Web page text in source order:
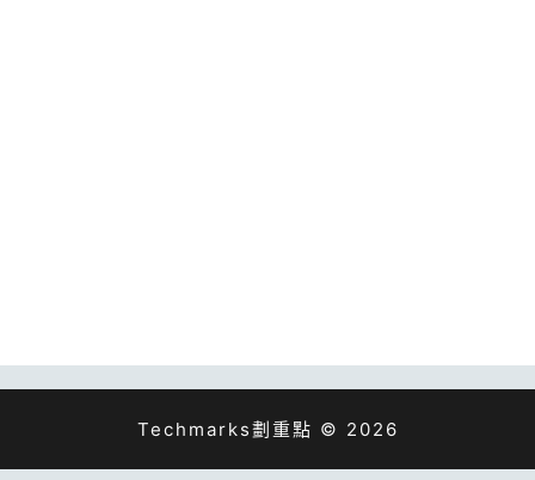
Techmarks劃重點 © 2026